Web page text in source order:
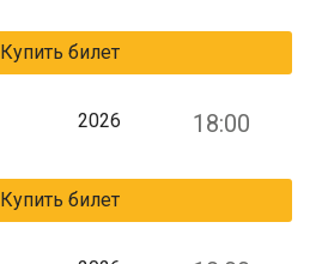
Купить билет
2026 18:00
Купить билет